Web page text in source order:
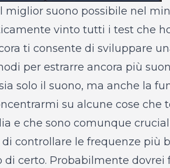
suono possibile nel
vinto tutti i test che
ti consente di sviluppare
per estrarre ancora più
solo il suono, ma anche la
su alcune cose che
e che sono comunque
controllare le frequenze più
di certo. Probabilmente dovrei